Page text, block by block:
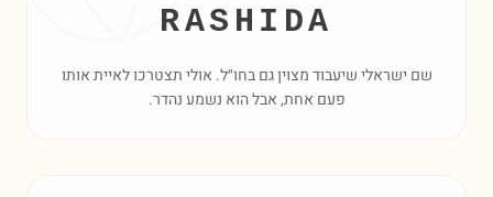
RASHIDA
שם ישראלי שיעבוד מצוין גם בחו״ל. אולי תצטרכו לאיית אותו
פעם אחת, אבל הוא נשמע נהדר.